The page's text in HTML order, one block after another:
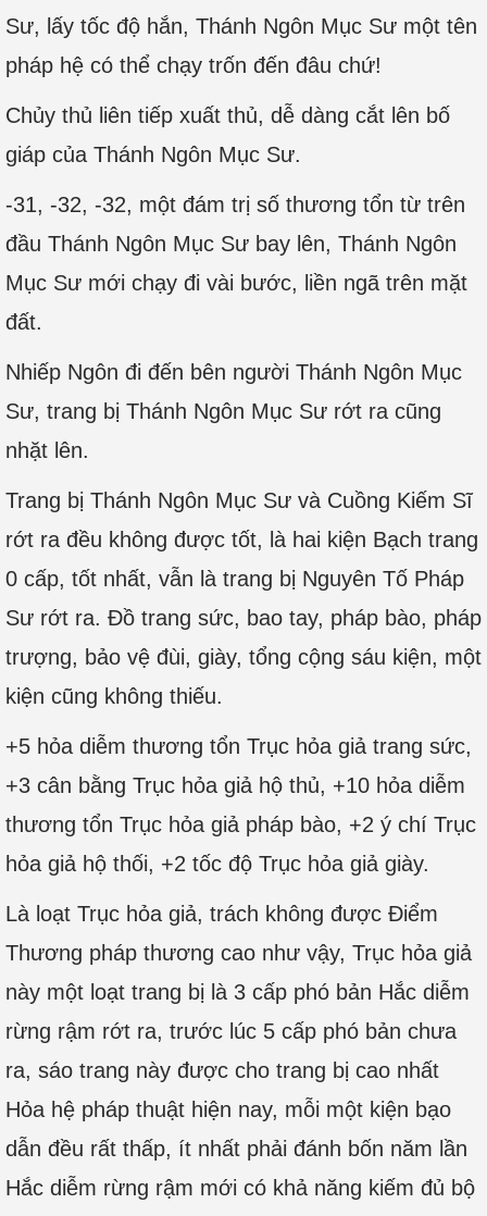
Sư, lấy tốc độ hắn, Thánh Ngôn Mục Sư một tên
pháp hệ có thể chạy trốn đến đâu chứ!
Chủy thủ liên tiếp xuất thủ, dễ dàng cắt lên bố
giáp của Thánh Ngôn Mục Sư.
-31, -32, -32, một đám trị số thương tổn từ trên
đầu Thánh Ngôn Mục Sư bay lên, Thánh Ngôn
Mục Sư mới chạy đi vài bước, liền ngã trên mặt
đất.
Nhiếp Ngôn đi đến bên người Thánh Ngôn Mục
Sư, trang bị Thánh Ngôn Mục Sư rớt ra cũng
nhặt lên.
Trang bị Thánh Ngôn Mục Sư và Cuồng Kiếm Sĩ
rớt ra đều không được tốt, là hai kiện Bạch trang
0 cấp, tốt nhất, vẫn là trang bị Nguyên Tố Pháp
Sư rớt ra. Đồ trang sức, bao tay, pháp bào, pháp
trượng, bảo vệ đùi, giày, tổng cộng sáu kiện, một
kiện cũng không thiếu.
+5 hỏa diễm thương tổn Trục hỏa giả trang sức,
+3 cân bằng Trục hỏa giả hộ thủ, +10 hỏa diễm
thương tổn Trục hỏa giả pháp bào, +2 ý chí Trục
hỏa giả hộ thối, +2 tốc độ Trục hỏa giả giày.
Là loạt Trục hỏa giả, trách không được Điểm
Thương pháp thương cao như vậy, Trục hỏa giả
này một loạt trang bị là 3 cấp phó bản Hắc diễm
rừng rậm rớt ra, trước lúc 5 cấp phó bản chưa
ra, sáo trang này được cho trang bị cao nhất
Hỏa hệ pháp thuật hiện nay, mỗi một kiện bạo
dẫn đều rất thấp, ít nhất phải đánh bốn năm lần
Hắc diễm rừng rậm mới có khả năng kiếm đủ bộ